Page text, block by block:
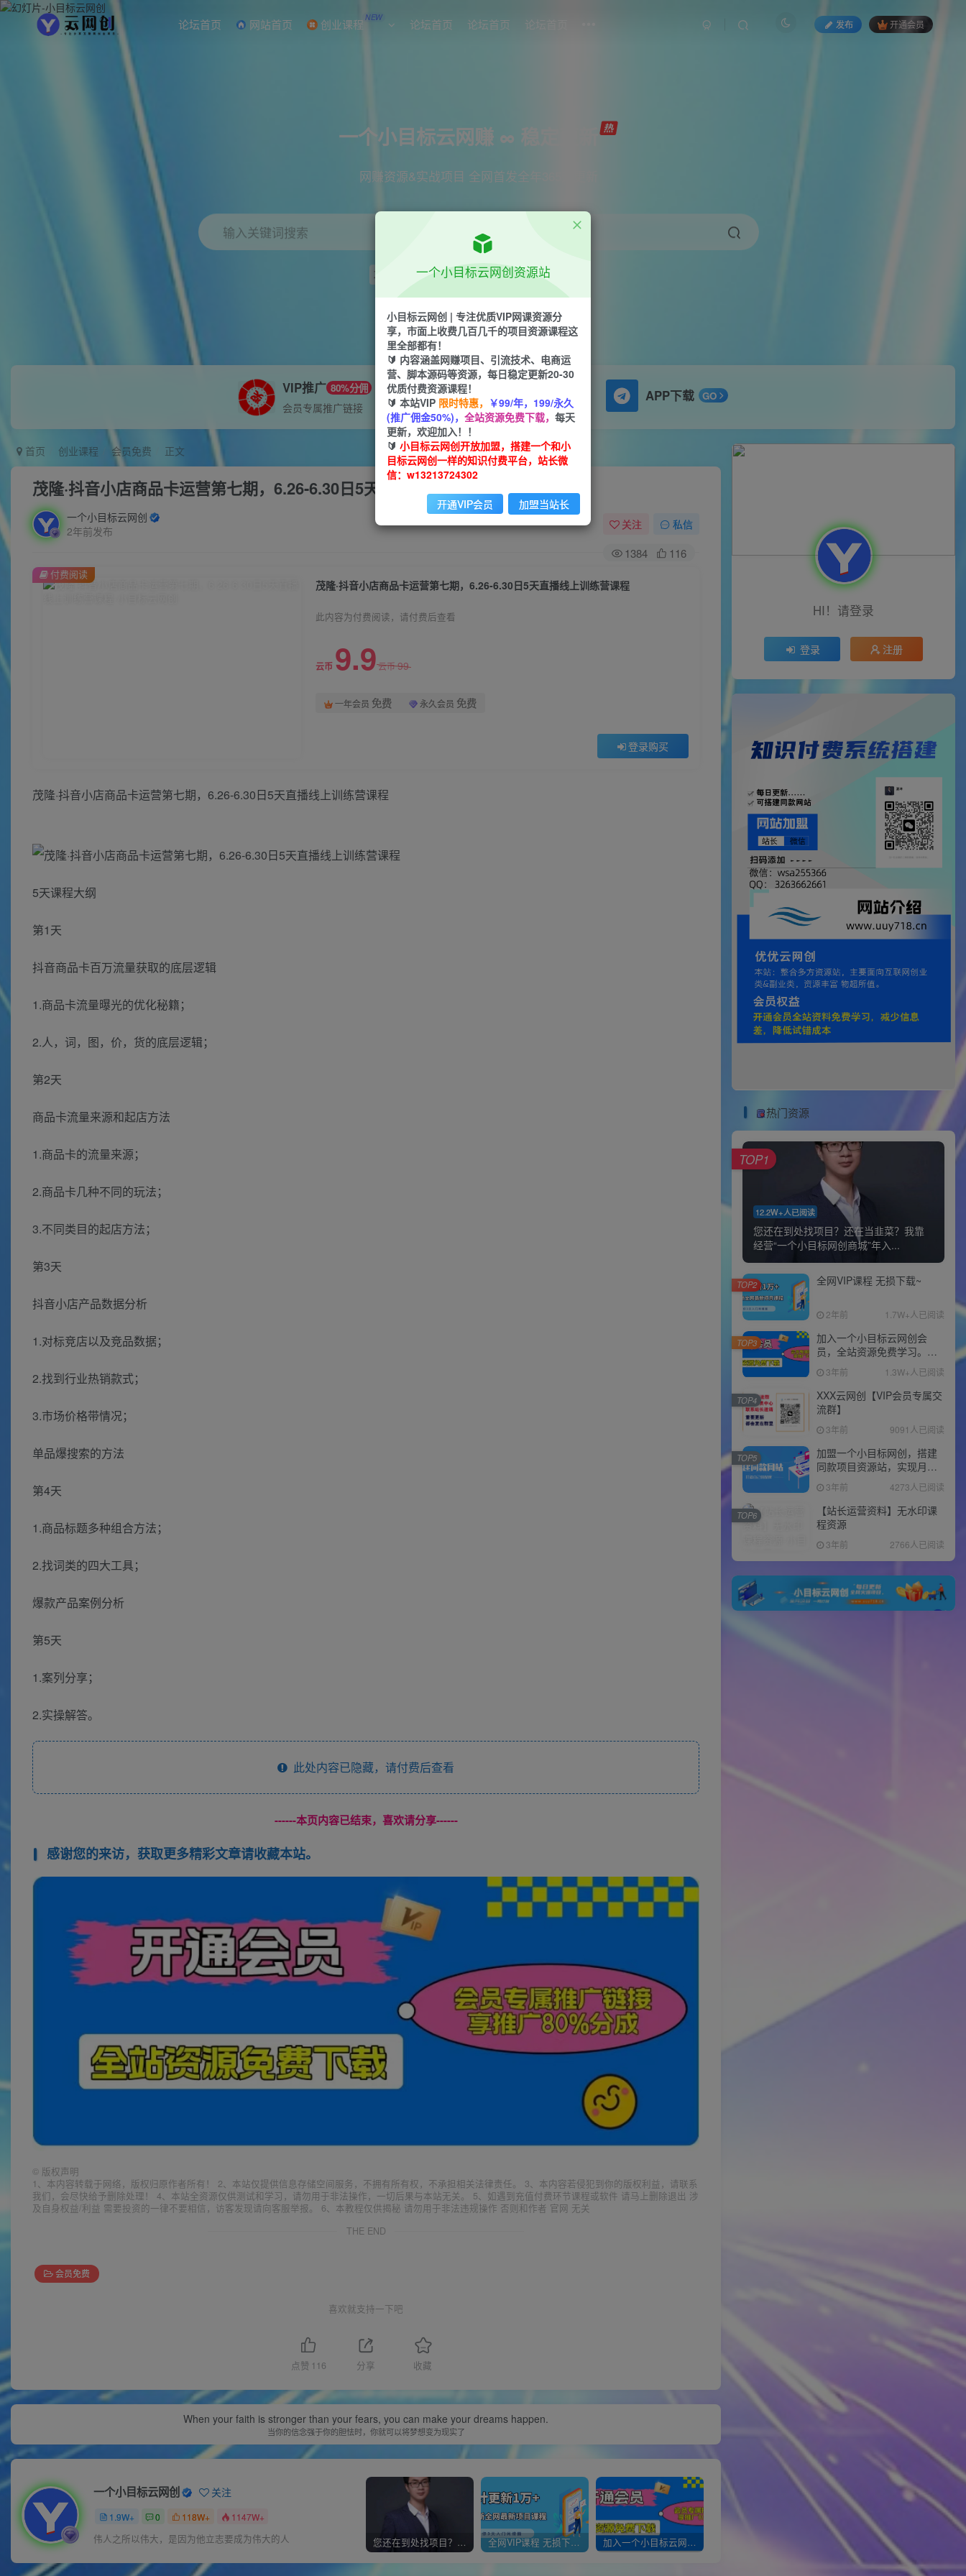
论坛首页 网站首页 创业课程 NEW 论坛首页 论坛首页 论坛首页 发布 开通会员
一个小目标云网赚 ∞ 稳定更新
网赚资源&实战项目 全网首发全年365天更新
输入关键词搜索
项目 引流 短视频 抖音 剪辑 小红书
VIP推广 80%分佣
会员专属推广链接
APP下载 GO
首页 创业课程 会员免费 正文
茂隆·抖音小店商品卡运营第七期，6.26-6.30日5天直播线上训练营课程
一个小目标云网创
2年前发布
关注 私信
1384 116
茂隆·抖音小店商品卡运营第七期，6.26-6.30日5天直播线上训练营课程
此内容为付费阅读，请付费后查看
云币 9.9云币99
一年会员 免费 永久会员 免费
登录购买
付费阅读
茂隆·抖音小店商品卡运营第七期，6.26-6.30日5天直播线上训练营课程
5天课程大纲
第1天
抖音商品卡百万流量获取的底层逻辑
1.商品卡流量曝光的优化秘籍；
2.人，词，图，价，货的底层逻辑；
第2天
商品卡流量来源和起店方法
1.商品卡的流量来源；
2.商品卡几种不同的玩法；
3.不同类目的起店方法；
第3天
抖音小店产品数据分析
1.对标竞店以及竞品数据；
2.找到行业热销款式；
3.市场价格带情况；
单品爆搜索的方法
第4天
1.商品标题多种组合方法；
2.找词类的四大工具；
爆款产品案例分析
第5天
1.案列分享；
2.实操解答。
此处内容已隐藏，请付费后查看
------本页内容已结束，喜欢请分享------
感谢您的来访，获取更多精彩文章请收藏本站。
© 版权声明
1、本内容转载于网络，版权归原作者所有！ 2、本站仅提供信息存储空间服务，不拥有所有权，不承担相关法律责任。 3、本内容若侵犯到你的版权利益，请联系
我们，会尽快给予删除处理！ 4、本站全资源仅供测试和学习，请勿用于非法操作，一切后果与本站无关。 5、如遇到充值付费环节课程或软件 请马上删除退出 涉
及自身权益/利益 需要投资的一律不要相信，访客发现请向客服举报。 6、本教程仅供揭秘 请勿用于非法违规操作 否则和作者 官网 无关
THE END
会员免费
喜欢就支持一下吧
点赞 116 分享 收藏
When your faith is stronger than your fears, you can make your dreams happen.
当你的信念强于你的胆怯时，你就可以将梦想变为现实了
一个小目标云网创 关注
1.9W+ 0 118W+ 1147W+
伟人之所以伟大，是因为他立志要成为伟大的人 您还在到处找项目？还在当韭菜？我靠经营“一个小目标网创商城”年入百W+，曾经我也负债累累! 全网VIP课程 无损下载~ 加入一个小目标云网创会员，全站资源免费学习。更可享受推广高达80%分佣！
HI！请登录
登录 注册
热门资源
12.2W+人已阅读
您还在到处找项目？还在当韭菜？我靠
经营“一个小目标网创商城”年入...
TOP1
全网VIP课程 无损下载~
2年前 1.7W+人已阅读
TOP2
加入一个小目标云网创会
员，全站资源免费学习。更
可享受推广高达80%分佣！
3年前 1.3W+人已阅读
TOP3
XXX云网创【VIP会员专属交
流群】
3年前 9091人已阅读
TOP4
加盟一个小目标网创，搭建
同款项目资源站，实现月入
10w+！！
3年前 4273人已阅读
TOP5
【站长运营资料】无水印课
程资源
3年前 2766人已阅读
TOP6
一个小目标云网创资源站
小目标云网创 | 专注优质VIP网课资源分
享，市面上收费几百几千的项目资源课程这
里全部都有！
🔰 内容涵盖网赚项目、引流技术、电商运
营、脚本源码等资源，每日稳定更新20-30
优质付费资源课程！
🔰 本站VIP 限时特惠， ￥99/年，199/永久
(推广佣金50%)， 全站资源免费下载， 每天
更新，欢迎加入！！
🔰 小目标云网创开放加盟，搭建一个和小
目标云网创一样的知识付费平台，站长微
信：w13213724302
开通VIP会员 加盟当站长